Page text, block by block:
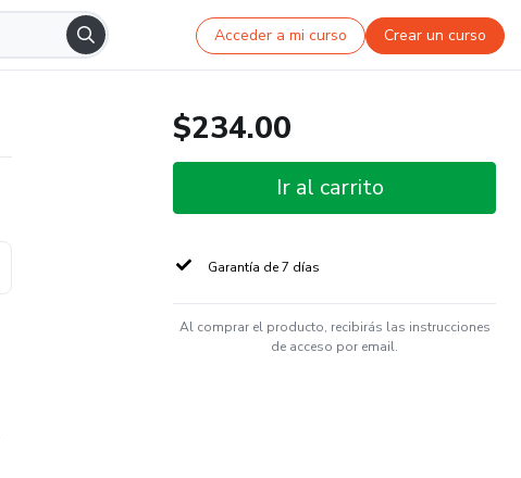
Acceder a mi curso Crear un curso
$234.00
Ir al carrito
Garantía de 7 días
Al comprar el producto, recibirás las instrucciones
de acceso por email.